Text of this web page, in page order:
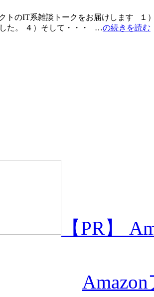
トのIT系雑談トークをお届けします １
した。 ４）そして・・・ …の続きを読む
【PR】